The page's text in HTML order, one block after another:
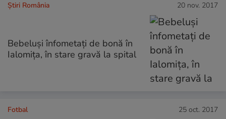
Știri România 20 nov. 2017
Bebeluși înfometați de bonă în
Ialomița, în stare gravă la spital
Fotbal 25 oct. 2017